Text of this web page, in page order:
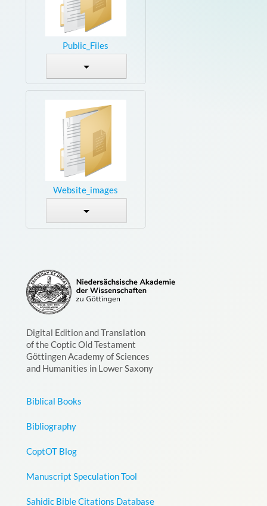
Public_Files
Website_images
Digital Edition and Translation
of the Coptic Old Testament
Göttingen Academy of Sciences
and Humanities in Lower Saxony
Biblical Books
Bibliography
CoptOT Blog
Manuscript Speculation Tool
Sahidic Bible Citations Database